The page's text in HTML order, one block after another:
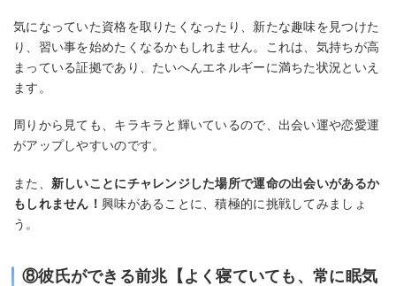
気になっていた資格を取りたくなったり、新たな趣味を見つけた
り、習い事を始めたくなるかもしれません。これは、気持ちが高
まっている証拠であり、たいへんエネルギーに満ちた状況といえ
ます。
周りから見ても、キラキラと輝いているので、出会い運や恋愛運
がアップしやすいのです。
また、 新しいことにチャレンジした場所で運命の出会いがあるか
もしれません！ 興味があることに、積極的に挑戦してみましょ
う。
⑧彼氏ができる前兆【よく寝ていても、常に眠気